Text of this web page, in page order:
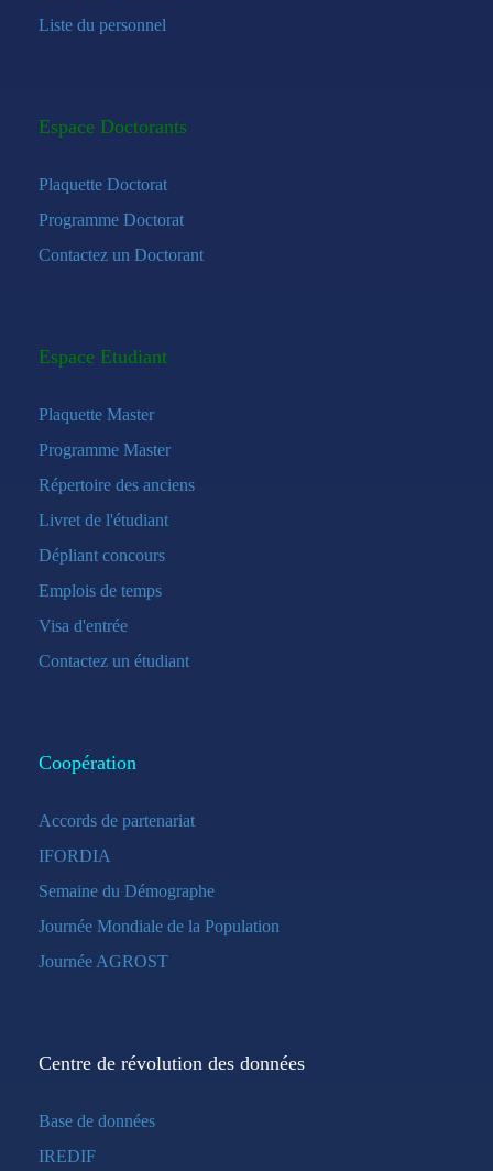
Liste du personnel
Espace Doctorants
Plaquette Doctorat
Programme Doctorat
Contactez un Doctorant
Espace Etudiant
Plaquette Master
Programme Master
Répertoire des anciens
Livret de l'étudiant
Dépliant concours
Emplois de temps
Visa d'entrée
Contactez un étudiant
Coopération
Accords de partenariat
IFORDIA
Semaine du Démographe
Journée Mondiale de la Population
Journée AGROST
Centre de révolution des données
Base de données
IREDIF